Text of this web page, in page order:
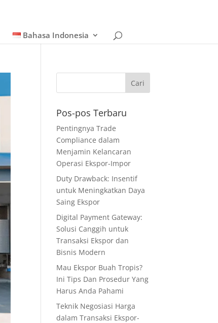
Bahasa Indonesia
Pos-pos Terbaru
Pentingnya Trade
Compliance dalam
Menjamin Kelancaran
Operasi Ekspor-Impor
Duty Drawback: Insentif
untuk Meningkatkan Daya
Saing Ekspor
Digital Payment Gateway:
Solusi Canggih untuk
Transaksi Ekspor dan
Bisnis Modern
Mau Ekspor Buah Tropis?
Ini Tips Dan Prosedur Yang
Harus Anda Pahami
Teknik Negosiasi Harga
dalam Transaksi Ekspor-